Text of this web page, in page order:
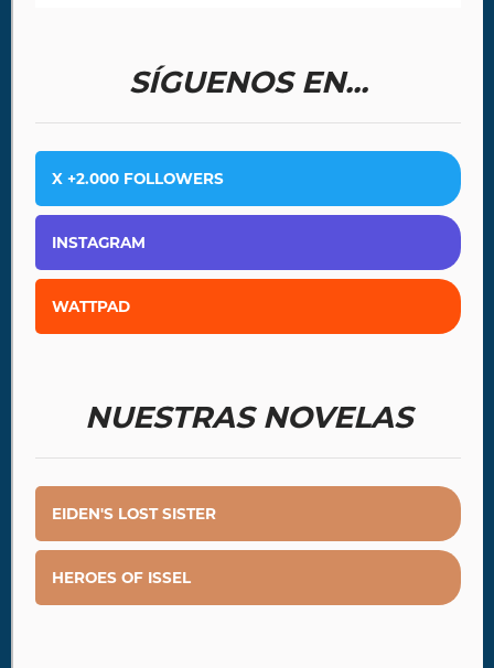
SÍGUENOS EN...
X +2.000 FOLLOWERS
INSTAGRAM
WATTPAD
NUESTRAS NOVELAS
EIDEN'S LOST SISTER
HEROES OF ISSEL